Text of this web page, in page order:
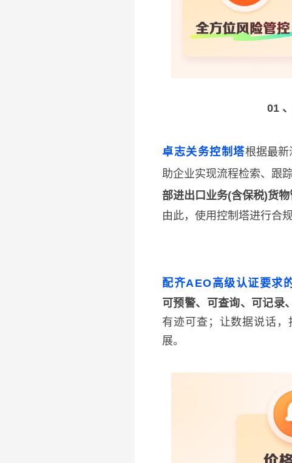
01
卓志关务控制塔根据最新
助企业实现流程检索、跟踪
部进出口业务(含保税)货物
由此，使用控制塔进行合
配齐AEO高级认证要求
可预警、可查询、可记录
有迹可查；让数据说话
展。